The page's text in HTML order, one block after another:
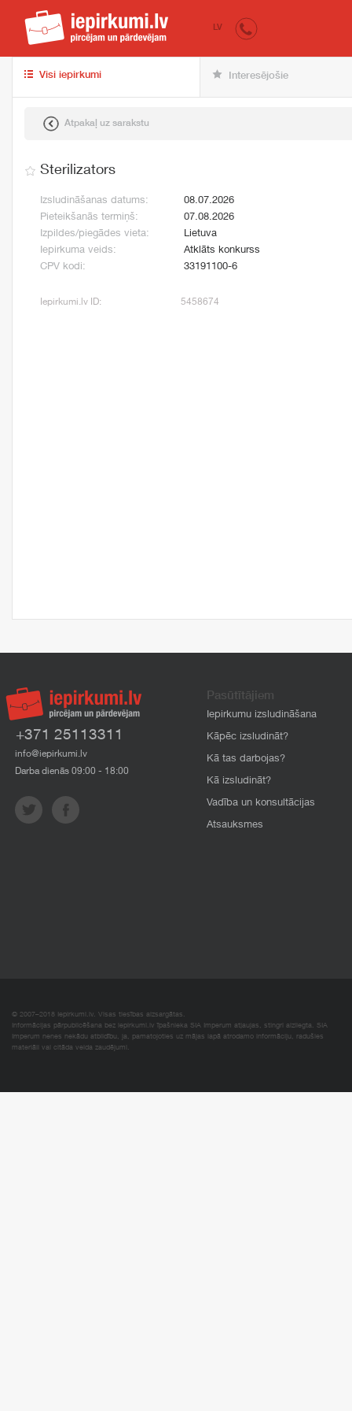
iepirkumi.lv
LV
Visi iepirkumi Interesējošie
Atpakaļ uz sarakstu
Sterilizators
Izsludināšanas datums:
08.07.2026
Pieteikšanās termiņš:
07.08.2026
Izpildes/piegādes vieta:
Lietuva
Iepirkuma veids:
Atklāts konkurss
CPV kodi:
33191100-6
Iepirkumi.lv ID: 5458674
+371 25113311
info@iepirkumi.lv
Darba dienās 09:00 - 18:00
Pasūtītājiem
Iepirkumu izsludināšana
Kāpēc izsludināt?
Kā tas darbojas?
Kā izsludināt?
Vadība un konsultācijas
Atsauksmes
© 2007–2018 Iepirkumi.lv. Visas tiesības aizsargātas.
Informācijas pārpublicēšana bez iepirkumi.lv īpašnieka SIA Imperum atļaujas, stingri aizliegta. SIA
Imperum nenes nekādu atbildību, ja, pamatojoties uz mājas lapā atrodamo informāciju, radušies
materiāli vai citāda veida zaudējumi.